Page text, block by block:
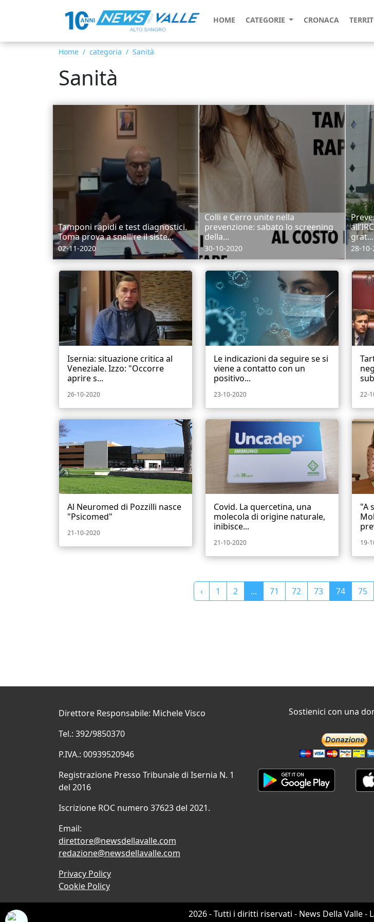
HOME CATEGORIE CRONACA
Home categoria Sanità
Sanità
Tamponi rapidi e test diagnostici.
Toma prova a snellire il siste...
02-11-2020
Colli e Cerro unite nella
prevenzione: sabato lo screening
della...
30-10-2020
grat...
28-
Isernia: situazione critica al
Veneziale. Izzo: "Occorre
aprire s...
26-10-2020
Le indicazioni da seguire se si
viene a contatto con un
positivo...
23-10-2020 22-
Al Neuromed di Pozzilli nasce
"Psicomed"
21-10-2020
Covid. La quercetina, una
molecola di origine naturale,
inibisce...
21-10-2020
"A
19-
‹ 1 2 ... 71 72 73 74 75
Direttore Responsabile: Michele Visco
Tel.: 392/9850370
P.IVA.: 00939520946
Registrazione Presso Tribunale di Isernia N. 1
del 2016
Iscrizione ROC numero 37623 del 2021.
Email:
direttore@newsdellavalle.com
redazione@newsdellavalle.com
Privacy Policy
Cookie Policy
Sostienici con una
2026 - Tutti i diritti riservati - News Della Valle -